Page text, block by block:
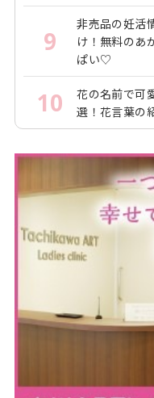
9
非売品の妊活
け！無料のあ
ぱい♡
10
花の名前で可
選！花言葉の